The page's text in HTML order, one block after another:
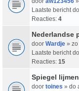
Laatste bericht
Reacties: 4
Nederlandse
door Wardje »
Laatste bericht
Reacties: 15
Spiegel
door toines » do